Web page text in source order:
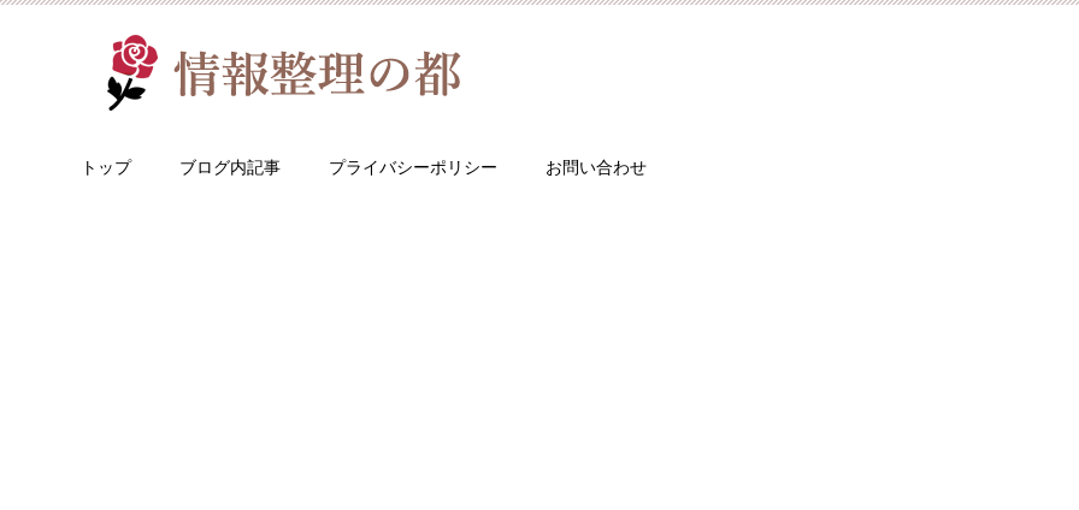
トップ ブログ内記事 プライバシーポリシー お問い合わせ